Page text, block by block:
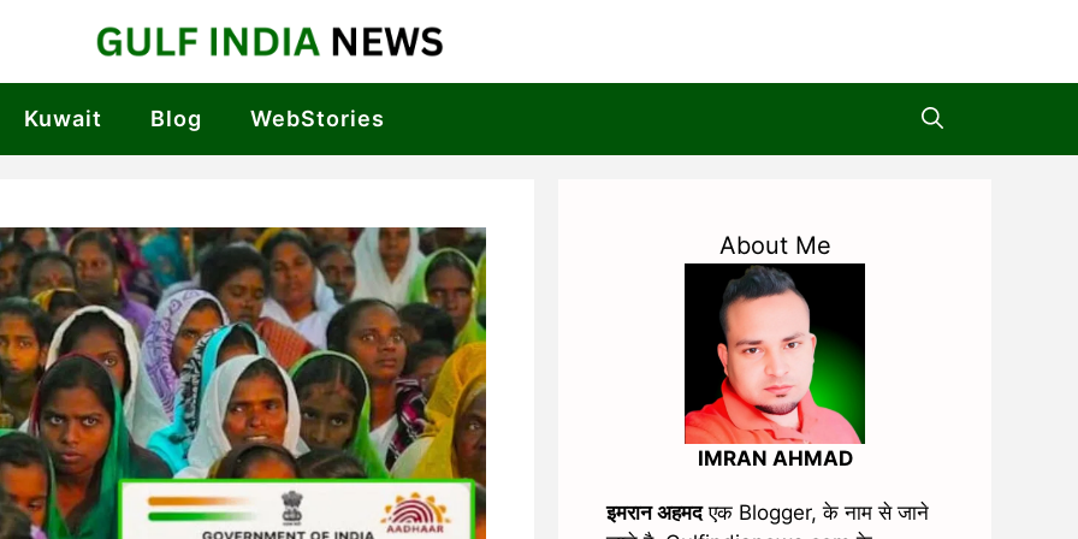
Kuwait Blog WebStories
About Me
IMRAN AHMAD
इमरान अहमदएक Blogger, के नाम से जाने